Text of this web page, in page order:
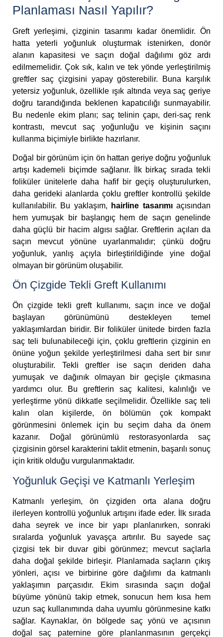
Planlaması Nasıl Yapılır?
Greft yerleşimi, çizginin tasarımı kadar önemlidir. Ön
hatta yeterli yoğunluk oluşturmak istenirken, donör
alanın kapasitesi ve saçın doğal dağılımı göz ardı
edilmemelidir. Çok sık, kalın ve tek yönde yerleştirilmiş
greftler saç çizgisini yapay gösterebilir. Buna karşılık
yetersiz yoğunluk, özellikle ışık altında veya saç geriye
doğru tarandığında beklenen kapatıcılığı sunmayabilir.
Bu nedenle ekim planı; saç telinin çapı, deri-saç renk
kontrastı, mevcut saç yoğunluğu ve kişinin saçını
kullanma biçimiyle birlikte hazırlanır.
Doğal bir görünüm için ön hattan geriye doğru yoğunluk
artışı kademeli biçimde sağlanır. İlk birkaç sırada tekli
foliküler ünitelerle daha hafif bir geçiş oluşturulurken,
daha gerideki alanlarda çoklu greftler kontrollü şekilde
kullanılabilir. Bu yaklaşım,
hairline tasarımıaçısından
hem yumuşak bir başlangıç hem de saçın genelinde
daha güçlü bir hacim algısı sağlar. Greftlerin açıları da
saçın mevcut yönüne uyarlanmalıdır; çünkü doğru
yoğunluk, yanlış açıyla birleştirildiğinde yine doğal
olmayan bir görünüm oluşabilir.
Ön Çizgide Tekli Greft Kullanımı
Ön çizgide tekli greft kullanımı, saçın ince ve doğal
başlayan görünümünü destekleyen temel
yaklaşımlardan biridir. Bir foliküler ünitede birden fazla
saç teli bulunabileceği için, çoklu greftlerin çizginin en
önüne yoğun şekilde yerleştirilmesi daha sert bir sınır
oluşturabilir. Tekli greftler ise saçın deriden daha
yumuşak ve dağınık olmayan bir geçişle çıkmasına
yardımcı olur. Bu greftlerin saç kalitesi, kalınlığı ve
yerleştirme yönü dikkatle seçilmelidir. Özellikle saç teli
kalın olan kişilerde, ön bölümün çok kompakt
görünmesini önlemek için bu seçim daha da önem
kazanır. Doğal görünümlü restorasyonlarda saç
çizgisinin görsel karakterini taklit etmenin, başarılı sonuç
için kritik olduğu vurgulanmaktadır.
Yoğunluk Geçişi ve Katmanlı Yerleşim
Katmanlı yerleşim, ön çizgiden orta alana doğru
ilerleyen kontrollü yoğunluk artışını ifade eder. İlk sırada
daha seyrek ve ince bir yapı planlanırken, sonraki
sıralarda yoğunluk yavaşça artırılır. Bu sayede saç
çizgisi tek bir duvar gibi görünmez; mevcut saçlarla
daha doğal şekilde birleşir. Planlamada saçların çıkış
yönleri, açısı ve birbirine göre dağılımı da katmanlı
yaklaşımın parçasıdır. Ekim sırasında saçın doğal
büyüme yönünü takip etmek, sonucun hem kısa hem
uzun saç kullanımında daha uyumlu görünmesine katkı
sağlar. Kaynaklar, ön bölgede saç yönü ve açısının
doğal saç paternine göre planlanmasının gerçekçi